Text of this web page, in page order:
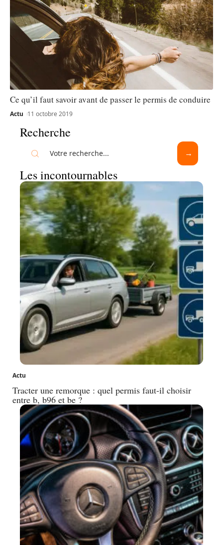
Ce qu’il faut savoir avant de passer le permis de conduire
Actu 11 octobre 2019
Recherche
Les incontournables
Actu
Tracter une remorque : quel permis faut-il choisir
entre b, b96 et be ?